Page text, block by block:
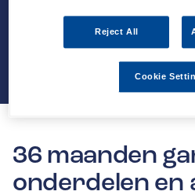
36 maanden
onderdelen en
Reject All
Cookie